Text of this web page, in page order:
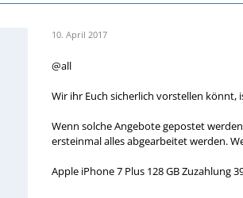
10. April 2017
@all
Wir ihr Euch sicherlich vorstellen
Wenn solche Angebote gepostet
ersteinmal alles abgearbeitet werden.
Apple iPhone 7 Plus 128 GB Zuzahlung